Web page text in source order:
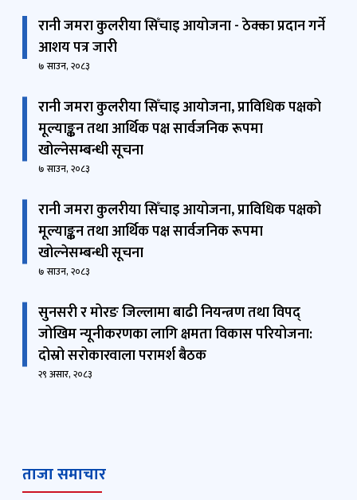
रानी जमरा कुलरीया सिँचाइ आयोजना - ठेक्का प्रदान गर्ने
आशय पत्र जारी
७ साउन, २०८३
रानी जमरा कुलरीया सिँचाइ आयोजना, प्राविधिक पक्षको
मूल्याङ्कन तथा आर्थिक पक्ष सार्वजनिक रूपमा
खोल्नेसम्बन्धी सूचना
७ साउन, २०८३
रानी जमरा कुलरीया सिँचाइ आयोजना, प्राविधिक पक्षको
मूल्याङ्कन तथा आर्थिक पक्ष सार्वजनिक रूपमा
खोल्नेसम्बन्धी सूचना
७ साउन, २०८३
सुनसरी र मोरङ जिल्लामा बाढी नियन्त्रण तथा विपद्
जोखिम न्यूनीकरणका लागि क्षमता विकास परियोजना:
दोस्रो सरोकारवाला परामर्श बैठक
२९ असार, २०८३
ताजा समाचार